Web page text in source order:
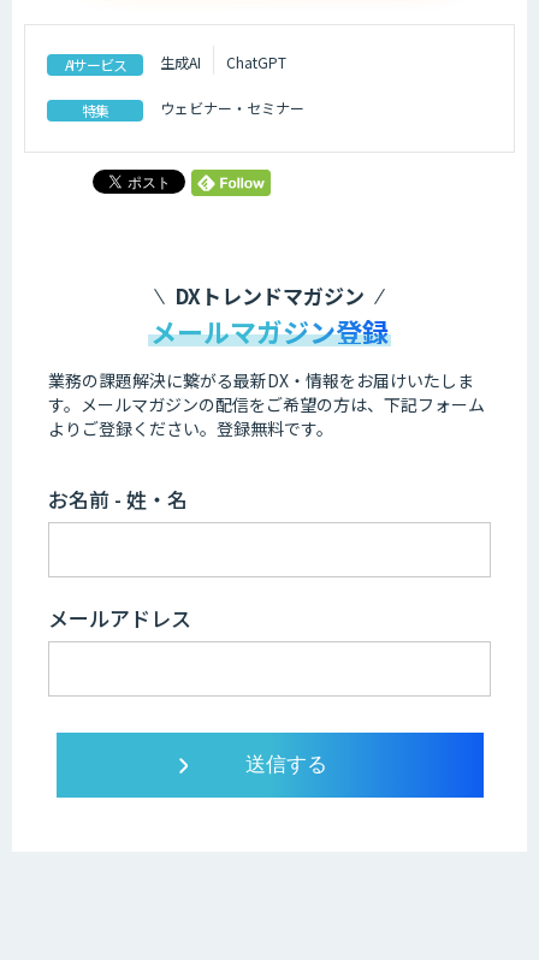
AIサービス 生成AI ChatGPT
特集 ウェビナー・セミナー
DXトレンドマガジン
メールマガジン登録
業務の課題解決に繋がる最新DX・情報をお届けいたしま
す。 メールマガジンの配信をご希望の方は、下記フォーム
よりご登録ください。登録無料です。
お名前 - 姓・名
メールアドレス